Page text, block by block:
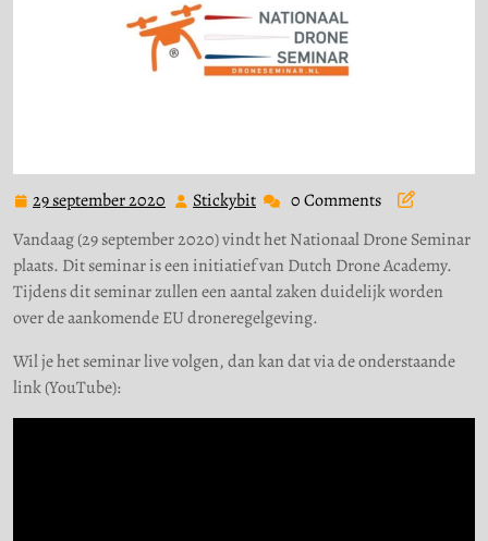
29 september 2020 29
september
2020
Stickybit Stickybit0 Comments
Vandaag (29 september 2020) vindt het Nationaal Drone Seminar
plaats. Dit seminar is een initiatief van Dutch Drone Academy.
Tijdens dit seminar zullen een aantal zaken duidelijk worden
over de aankomende EU droneregelgeving.
Wil je het seminar live volgen, dan kan dat via de onderstaande
link (YouTube):